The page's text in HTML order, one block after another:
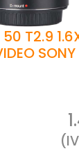
50 T2.9
SONY